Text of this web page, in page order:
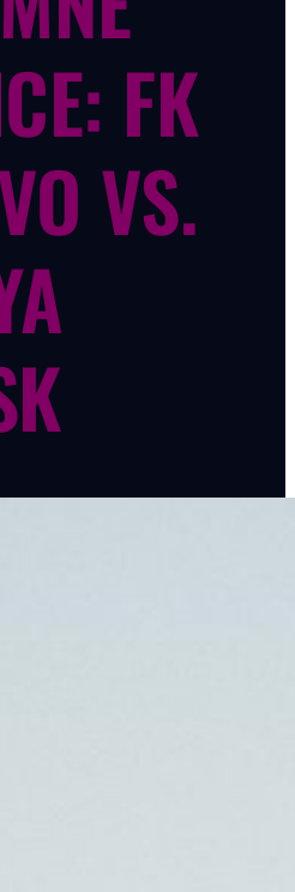
FK
VS.